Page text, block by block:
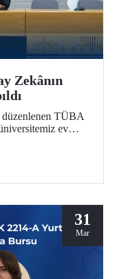
Zekânın
TÜBA
ev
Süleyman
31
Mar